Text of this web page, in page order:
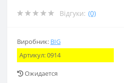
Відгуки: (0)
Виробник: BIG
Артикул:0914
Ожидается